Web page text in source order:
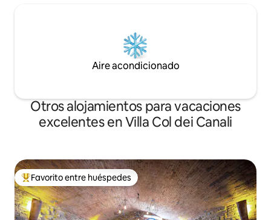
Aire acondicionado
Otros alojamientos para vacaciones
excelentes en Villa Col dei Canali
Favorito entre huéspedes preferido
Favorito entre huéspedes